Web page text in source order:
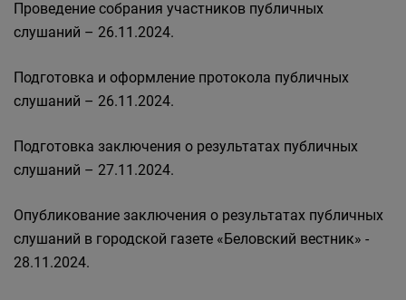
Проведение собрания участников публичных
слушаний – 26.11.2024.
Подготовка и оформление протокола публичных
слушаний – 26.11.2024.
Подготовка заключения о результатах публичных
слушаний – 27.11.2024.
Опубликование заключения о результатах публичных
слушаний в городской газете «Беловский вестник» -
28.11.2024.